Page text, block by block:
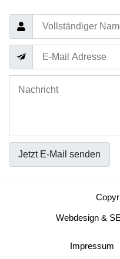
Jetzt E-Mail senden
Webdesign &
Impressum